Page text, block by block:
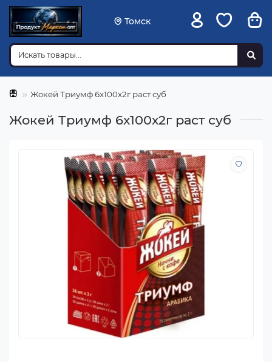
Томск
Жокей Триумф 6х100х2г раст суб
Жокей Триумф 6х100х2г раст суб